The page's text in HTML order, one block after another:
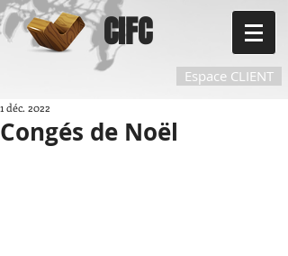
CIFC
Espace CLIENT
Congés de Noël
1 déc. 2022